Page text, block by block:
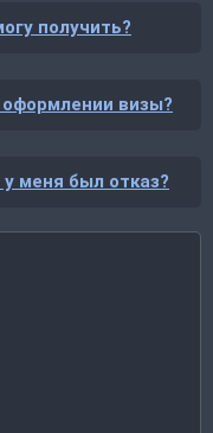
получить?
визы?
меня был отказ?